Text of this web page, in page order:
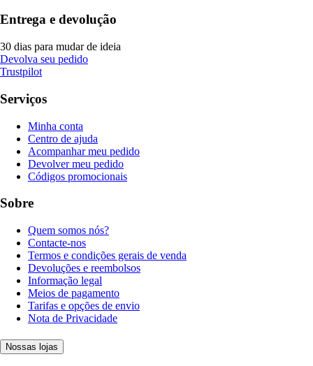
Entrega e devolução
30 dias para mudar de ideia
Devolva seu pedido
Trustpilot
Serviços
Minha conta
Centro de ajuda
Acompanhar meu pedido
Devolver meu pedido
Códigos promocionais
Sobre
Quem somos nós?
Contacte-nos
Termos e condições gerais de venda
Devoluções e reembolsos
Informação legal
Meios de pagamento
Tarifas e opções de envio
Nota de Privacidade
Nossas lojas